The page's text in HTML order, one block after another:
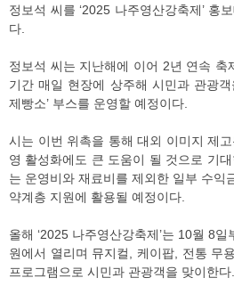
정보석 씨를 ‘2025 나주영산강축제’ 홍
다.
정보석 씨는 지난해에 이어 2년 연속 축
기간 매일 현장에 상주해 시민과 관광
제빵소’ 부스를 운영할 예정이다.
시는 이번 위촉을 통해 대외 이미지 제
영 활성화에도 큰 도움이 될 것으로 기대
는 운영비와 재료비를 제외한 일부 수익
약계층 지원에 활용될 예정이다.
올해 ‘2025 나주영산강축제’는 10월 8
원에서 열리며 뮤지컬, 케이팝, 전통 무
프로그램으로 시민과 관광객을 맞이한다.